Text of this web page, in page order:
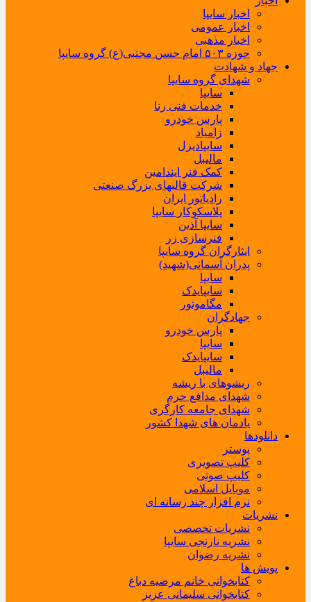
اخبار سایپا
اخبار عمومی
اخبار مذهبی
حوزه ۵۰۳ امام حسن مجتبی(ع) گروه سایپا
جهاد و شهادت
شهدای گروه سایپا
سایپا
خدمات فنی رنا
پارس خودرو
زامیاد
سایپادیزل
مالیبل
کمک فنر ایندامین
شرکت قالبهای بزرگ صنعتی
رادیاتور ایران
پلاسکوکار سایپا
سایپا آذین
فنرسازی زر
ایثارگران گروه سایپا
پدران آسمانی(شهید)
سایپا
سایپایدک
مگاموتور
جهادگران
پارس خودرو
سایپا
سایپایدک
مالیبل
ریشوهای با ریشه
شهدای مدافع حرم
شهدای جامعه کارگری
یادمان های شهدا کشور
دانلودها
پوستر
کلیپ تصویری
کلیپ صوتی
موبایل اسلامی
نرم افزار چند رسانه ای
نشریات
نشریات تخصصی
نشریه نارنجی سایپا
نشریه رضوان
پویش ها
کتابخوانی خانم مرضیه دباغ
کتابخوانی سلیمانی عزیز